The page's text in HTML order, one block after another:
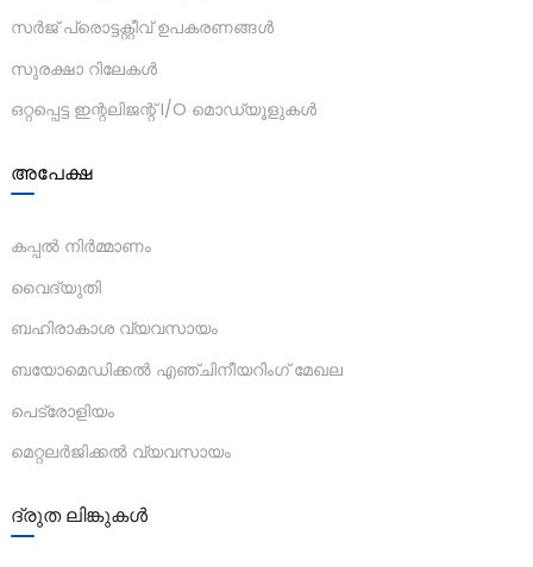
സർജ് പ്രൊട്ടക്റ്റീവ് ഉപകരണങ്ങൾ
സുരക്ഷാ റിലേകൾ
ഒറ്റപ്പെട്ട ഇന്റലിജന്റ് I/O മൊഡ്യൂളുകൾ
അപേക്ഷ
കപ്പൽ നിർമ്മാണം
വൈദ്യുതി
ബഹിരാകാശ വ്യവസായം
ബയോമെഡിക്കൽ എഞ്ചിനീയറിംഗ് മേഖല
പെട്രോളിയം
മെറ്റലർജിക്കൽ വ്യവസായം
ദ്രുത ലിങ്കുകൾ